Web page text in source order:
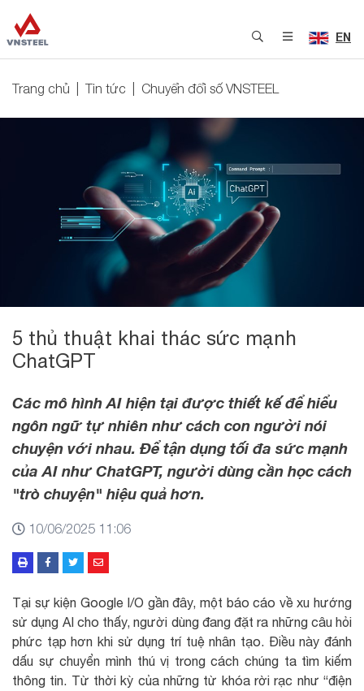
EN
Trang chủ Tin tức Chuyển đổi số VNSTEEL
5 thủ thuật khai thác sức mạnh
ChatGPT
Các mô hình AI hiện tại được thiết kế để hiểu
ngôn ngữ tự nhiên như cách con người nói
chuyện với nhau. Để tận dụng tối đa sức mạnh
của AI như ChatGPT, người dùng cần học cách
"trò chuyện" hiệu quả hơn.
10/06/2025 11:06
Tại sự kiện Google I/O gần đây, một báo cáo về xu hướng
sử dụng AI cho thấy, người dùng đang đặt ra những câu hỏi
phức tạp hơn khi sử dụng trí tuệ nhân tạo. Điều này đánh
dấu sự chuyển mình thú vị trong cách chúng ta tìm kiếm
thông tin. Từ thời kỳ của những từ khóa rời rạc như “điện